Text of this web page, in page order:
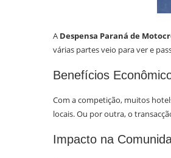
A Despensa Paraná de
várias partes veio para ver e
Benefícios
Com a competição, muitos
locais. Ou por outra, o
Impacto na